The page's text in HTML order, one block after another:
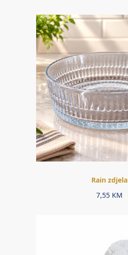
Rain zdjela
7,55 KM